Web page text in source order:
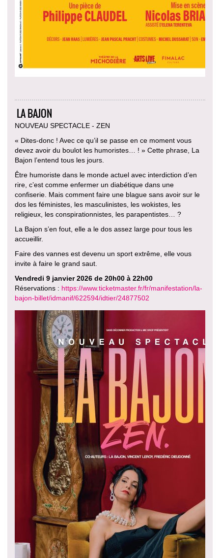
LA BAJON
NOUVEAU SPECTACLE - ZEN
« Dites-donc ! Avec ce qu’il se passe en ce moment vous
devez avoir du boulot les humoristes… ! » Cette phrase, La
Bajon l’entend tous les jours.
Être humoriste dans le monde actuel avec interdiction d’en
rire, c’est comme enfermer un diabétique dans une
confiserie. Mais comment faire une blague sans avoir sur le
dos les féministes, les masculinistes, les wokistes, les
religieux, les conspirationnistes, les parapentistes… ?
La Bajon s’en fout, elle a le dos assez large pour tous les
accueillir.
Faire des vannes est devenu un sport extrême, elle vous
invite à faire le grand saut.
Vendredi 9 janvier 2026 de 20h00 à 22h00
Réservations : https://www.ticketmaster.fr/fr/manifestation/la-
bajon-billet/idmanif/622594/idtier/24877502